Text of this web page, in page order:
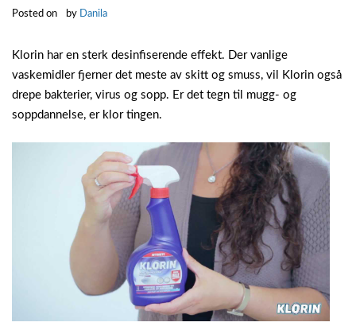
Posted on by Danila
Klorin har en sterk desinfiserende effekt. Der vanlige
vaskemidler fjerner det meste av skitt og smuss, vil Klorin også
drepe bakterier, virus og sopp. Er det tegn til mugg- og
soppdannelse, er klor tingen.